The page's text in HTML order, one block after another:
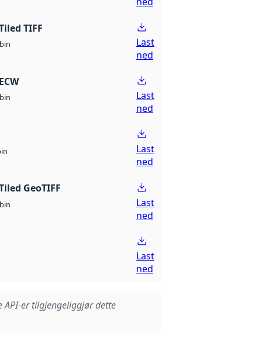
TIFF
bin
Last
ned
bin
Last
ned
Last
ned
GeoTIFF
bin
Last
ned
Last
ned
API-er tilgjengeliggjør dette